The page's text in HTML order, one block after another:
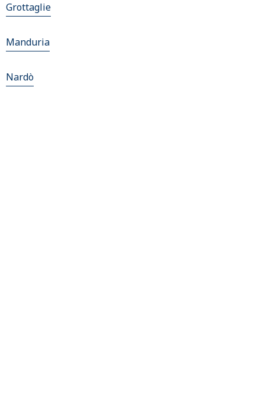
Grottaglie
Manduria
Nardò